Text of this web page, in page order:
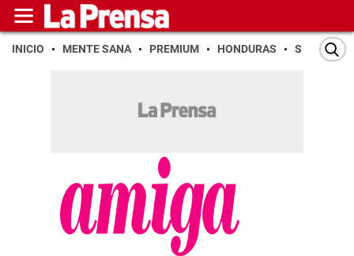
INICIO MENTE SANA PREMIUM HONDURAS SAN PEDRO